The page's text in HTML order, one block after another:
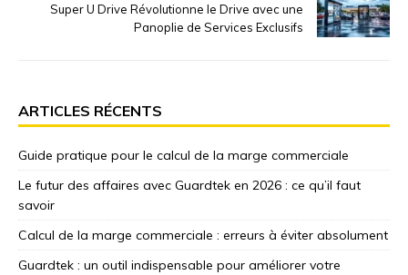
Super U Drive Révolutionne le Drive avec une
Panoplie de Services Exclusifs
ARTICLES RÉCENTS
Guide pratique pour le calcul de la marge commerciale
Le futur des affaires avec Guardtek en 2026 : ce qu’il faut
savoir
Calcul de la marge commerciale : erreurs à éviter absolument
Guardtek : un outil indispensable pour améliorer votre